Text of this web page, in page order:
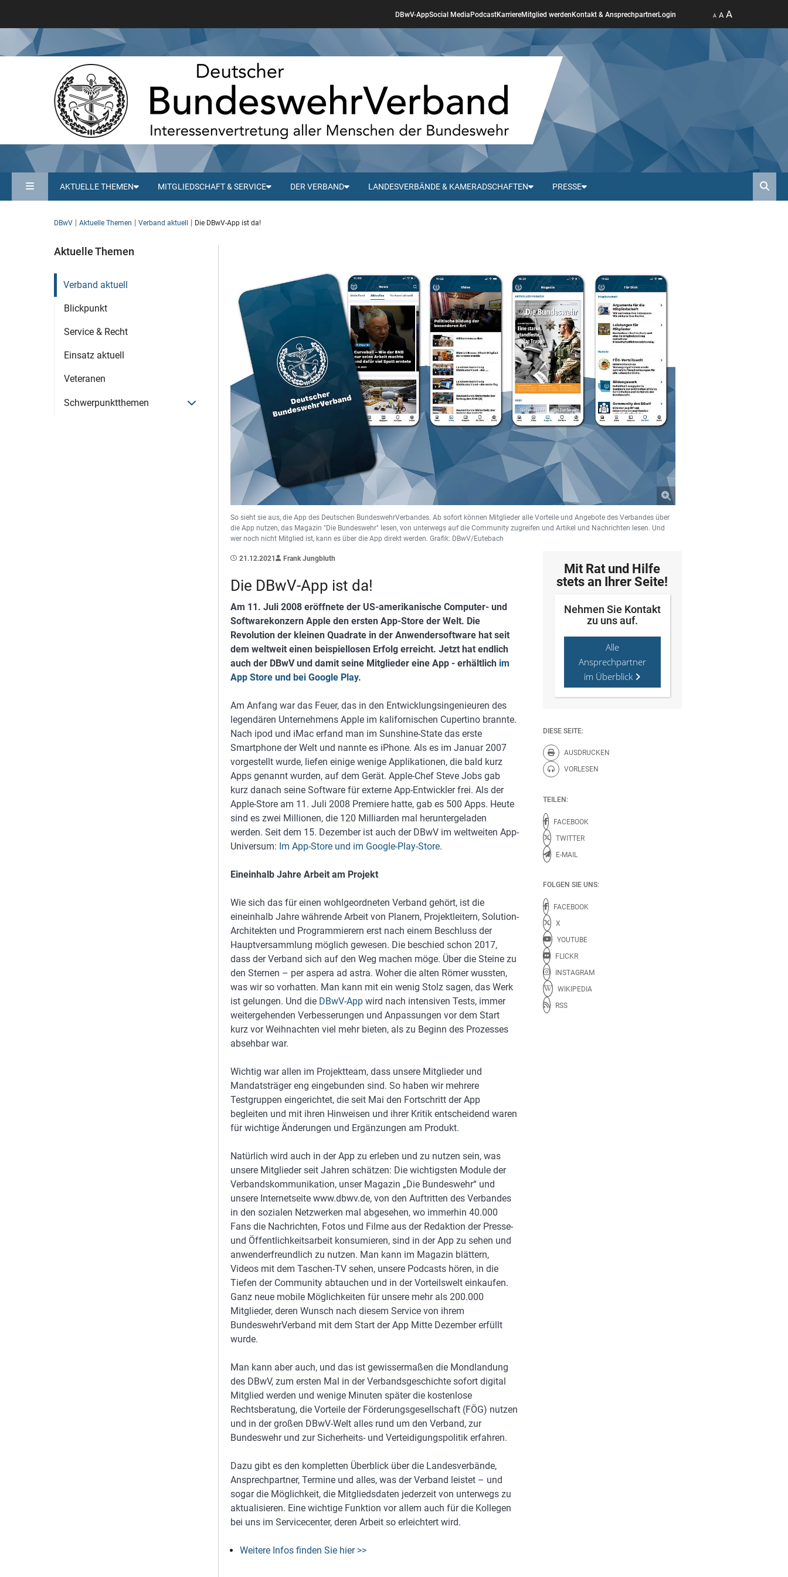
DBwV-AppSocial Media PodcastKarriereMitglied werden Kontakt & AnsprechpartnerLogin A A A
AKTUELLE THEMEN MITGLIEDSCHAFT & SERVICE DER VERBAND LANDESVERBÄNDE & KAMERADSCHAFTEN PRESSE
DBwV Aktuelle Themen Verband aktuell Die DBwV-App ist da!
Aktuelle Themen
Verband aktuell
Blickpunkt
Service & Recht
Einsatz aktuell
Veteranen
Schwerpunktthemen Menü öffnen
So sieht sie aus, die App des Deutschen BundeswehrVerbandes. Ab sofort können Mitglieder alle Vorteile und Angebote des Verbandes über
die App nutzen, das Magazin "Die Bundeswehr" lesen, von unterwegs auf die Community zugreifen und Artikel und Nachrichten lesen. Und
wer noch nicht Mitglied ist, kann es über die App direkt werden. Grafik: DBwV/Eutebach
21.12.2021 Frank Jungbluth
Die DBwV-App ist da!
Am 11. Juli 2008 eröffnete der US-amerikanische Computer- und
Softwarekonzern Apple den ersten App-Store der Welt. Die
Revolution der kleinen Quadrate in der Anwendersoftware hat seit
dem weltweit einen beispiellosen Erfolg erreicht. Jetzt hat endlich
auch der DBwV und damit seine Mitglieder eine App - erhältlich im
App Store und bei Google Play.
Am Anfang war das Feuer, das in den Entwicklungsingenieuren des
legendären Unternehmens Apple im kalifornischen Cupertino brannte.
Nach ipod und iMac erfand man im Sunshine-State das erste
Smartphone der Welt und nannte es iPhone. Als es im Januar 2007
vorgestellt wurde, liefen einige wenige Applikationen, die bald kurz
Apps genannt wurden, auf dem Gerät. Apple-Chef Steve Jobs gab
kurz danach seine Software für externe App-Entwickler frei. Als der
Apple-Store am 11. Juli 2008 Premiere hatte, gab es 500 Apps. Heute
sind es zwei Millionen, die 120 Milliarden mal heruntergeladen
werden. Seit dem 15. Dezember ist auch der DBwV im weltweiten App-
Universum: Im App-Store und im Google-Play-Store.
Eineinhalb Jahre Arbeit am Projekt
Wie sich das für einen wohlgeordneten Verband gehört, ist die
eineinhalb Jahre währende Arbeit von Planern, Projektleitern, Solution-
Architekten und Programmierern erst nach einem Beschluss der
Hauptversammlung möglich gewesen. Die beschied schon 2017,
dass der Verband sich auf den Weg machen möge. Über die Steine zu
den Sternen – per aspera ad astra. Woher die alten Römer wussten,
was wir so vorhatten. Man kann mit ein wenig Stolz sagen, das Werk
ist gelungen. Und die DBwV-App wird nach intensiven Tests, immer
weitergehenden Verbesserungen und Anpassungen vor dem Start
kurz vor Weihnachten viel mehr bieten, als zu Beginn des Prozesses
absehbar war.
Wichtig war allen im Projektteam, dass unsere Mitglieder und
Mandatsträger eng eingebunden sind. So haben wir mehrere
Testgruppen eingerichtet, die seit Mai den Fortschritt der App
begleiten und mit ihren Hinweisen und ihrer Kritik entscheidend waren
für wichtige Änderungen und Ergänzungen am Produkt.
Natürlich wird auch in der App zu erleben und zu nutzen sein, was
unsere Mitglieder seit Jahren schätzen: Die wichtigsten Module der
Verbandskommunikation, unser Magazin „Die Bundeswehr“ und
unsere Internetseite www.dbwv.de, von den Auftritten des Verbandes
in den sozialen Netzwerken mal abgesehen, wo immerhin 40.000
Fans die Nachrichten, Fotos und Filme aus der Redaktion der Presse-
und Öffentlichkeitsarbeit konsumieren, sind in der App zu sehen und
anwenderfreundlich zu nutzen. Man kann im Magazin blättern,
Videos mit dem Taschen-TV sehen, unsere Podcasts hören, in die
Tiefen der Community abtauchen und in der Vorteilswelt einkaufen.
Ganz neue mobile Möglichkeiten für unsere mehr als 200.000
Mitglieder, deren Wunsch nach diesem Service von ihrem
BundeswehrVerband mit dem Start der App Mitte Dezember erfüllt
wurde.
Man kann aber auch, und das ist gewissermaßen die Mondlandung
des DBwV, zum ersten Mal in der Verbandsgeschichte sofort digital
Mitglied werden und wenige Minuten später die kostenlose
Rechtsberatung, die Vorteile der Förderungsgesellschaft (FÖG) nutzen
und in der großen DBwV-Welt alles rund um den Verband, zur
Bundeswehr und zur Sicherheits- und Verteidigungspolitik erfahren.
Dazu gibt es den kompletten Überblick über die Landesverbände,
Ansprechpartner, Termine und alles, was der Verband leistet – und
sogar die Möglichkeit, die Mitgliedsdaten jederzeit von unterwegs zu
aktualisieren. Eine wichtige Funktion vor allem auch für die Kollegen
bei uns im Servicecenter, deren Arbeit so erleichtert wird.
Weitere Infos finden Sie hier >>
Mit Rat und Hilfe
stets an Ihrer Seite!
Nehmen Sie Kontakt
zu uns auf.
Alle
Ansprechpartner
im Überblick
DIESE SEITE:
AUSDRUCKEN
Diese Seite drucken.
VORLESEN
Diese Seite vorlesen.
TEILEN:
FACEBOOK
TWITTER
E-MAIL
FOLGEN SIE UNS:
FACEBOOK
X
YOUTUBE
FLICKR
INSTAGRAM
WIKIPEDIA
RSS